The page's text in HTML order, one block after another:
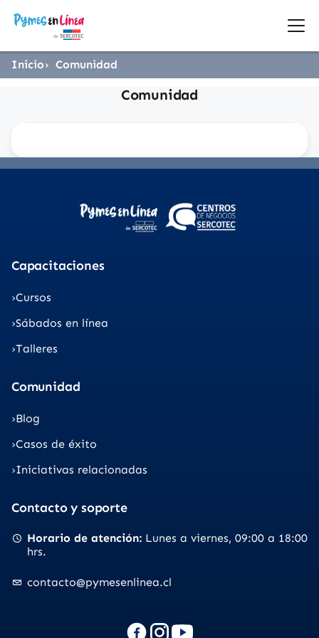
Inicio Comunidad
Comunidad
Capacitaciones
Cursos
Sábados en línea
Talleres
Comunidad
Blog
Casos de éxito
Iniciativas relacionadas
Contacto y soporte
Horario de atención Lunes a viernes 09:00 a 18:00
hrs.
contacto@pymesenlinea.cl